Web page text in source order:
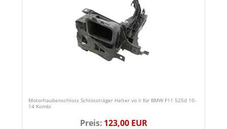
Motorhaubenschloss Schlossträger Halter vo li für BMW F11 525d 10-
14 Kombi
Preis: 123,00 EUR